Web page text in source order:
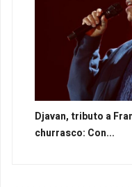
Djavan, tributo a
churrasco: Con...